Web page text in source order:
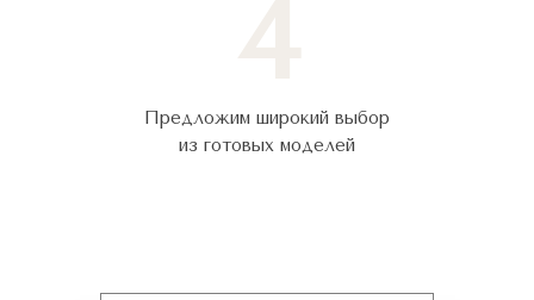
Предложим широкий выбор
из готовых моделей